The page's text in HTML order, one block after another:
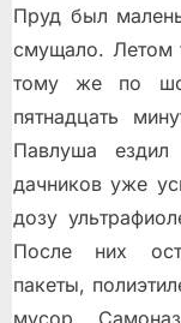
Пруд был
смущало. Летом
тому же по
пятнадцать
Павлуша
дачников уже
дозу
После них
пакеты,
мусор.